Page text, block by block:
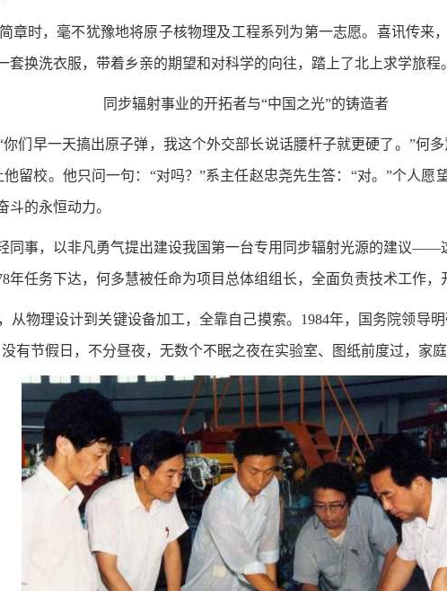
章时，毫不犹豫地将原子核物理及工程系列为第一志愿。喜讯传
套换洗衣服，带着乡亲的期望和对科学的向往，踏上了北上求学旅程
同步辐射事业的开拓者与“中国之光”的铸造者
们早一天搞出原子弹，我这个外交部长说话腰杆子就更硬了。”何
留校。他只问一句：“对吗？”系主任赵忠尧先生答：“对。”个人
的永恒动力。
同事，以非凡勇气提出建设我国第一台专用同步辐射光源的建议——
年任务下达，何多慧被任命为项目总体组组长，全面负责技术工作
从物理设计到关键设备加工，全靠自己摸索。1984年，国务院领导
有节假日，不分昼夜，无数个不眠之夜在实验室、图纸前度过，家